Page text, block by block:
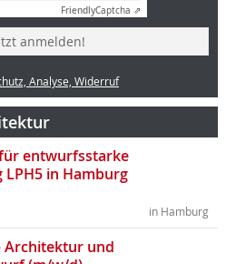
FriendlyCaptcha ⇗
anmelden!
Analyse, Widerruf
entwurfsstarke
in Hamburg
in Hamburg
Architektur und